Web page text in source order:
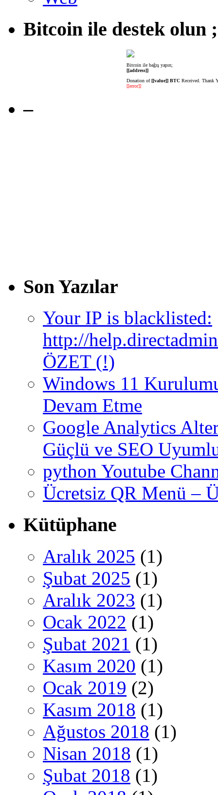
Bitcoin ile destek olun
Bitcoin ile bağış yapın;
[[address]]
Donation of[[value]] BTC Received. Thank
[[error]]
–
Son Yazılar
Your IP is blacklisted:
http://
ÖZET (!)
Windows 11
Devam Etme
Google Analytics
Güçlü ve SEO
python Youtube
Ücretsiz QR Menü –
Kütüphane
Aralık 2025 (1)
Şubat 2025 (1)
Aralık 2023 (1)
Ocak 2022 (1)
Şubat 2021 (1)
Kasım 2020 (1)
Ocak 2019 (2)
Kasım 2018 (1)
Ağustos 2018 (1)
Nisan 2018 (1)
Şubat 2018 (1)